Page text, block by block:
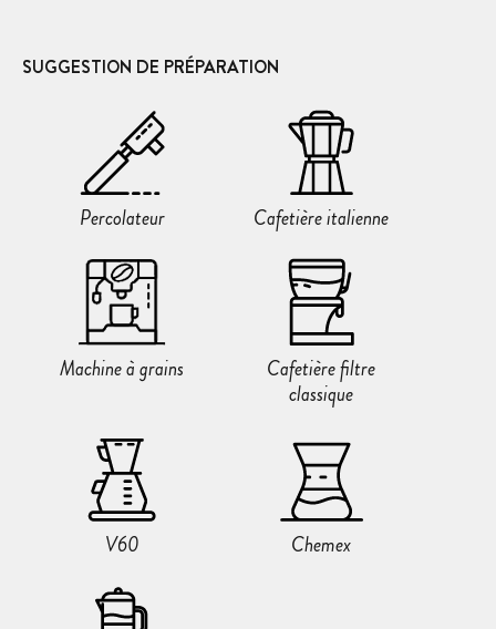
SUGGESTION DE PRÉPARATION
Percolateur Cafetière italienne
Machine à grains
Cafetière filtre
classique
V60 Chemex